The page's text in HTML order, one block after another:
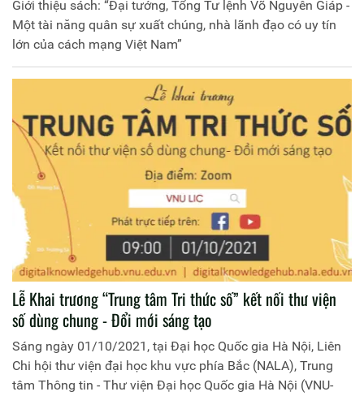
Giới thiệu sách: “Đại tướng, Tổng Tư lệnh Võ Nguyên Giáp -
Một tài năng quân sự xuất chúng, nhà lãnh đạo có uy tín
lớn của cách mạng Việt Nam”
Lễ Khai trương “Trung tâm Tri thức số” kết nối thư viện
số dùng chung - Đổi mới sáng tạo
Sáng ngày 01/10/2021, tại Đại học Quốc gia Hà Nội, Liên
Chi hội thư viện đại học khu vực phía Bắc (NALA), Trung
tâm Thông tin - Thư viện Đại học Quốc gia Hà Nội (VNU-